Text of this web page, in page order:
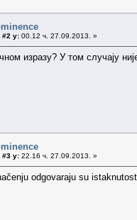
#2 у: 00.12 ч. 27.09.2013. »
изразу? У том случају
#3 у: 22.16 ч. 27.09.2013. »
odgovaraju su